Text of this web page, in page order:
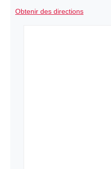
Obtenir des directions